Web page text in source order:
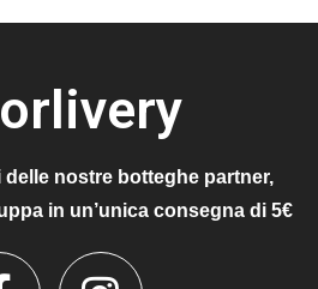
nostre botteghe partner,
in un’unica consegna di 5€